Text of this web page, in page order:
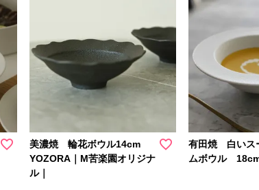
美濃焼 輪花ボウル14cm
YOZORA｜M苦楽園オリジナ
ル｜
有田焼 白いス
ムボウル